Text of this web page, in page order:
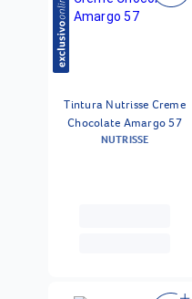
Tintura Nutrisse Creme
Chocolate Amargo 57
NUTRISSE